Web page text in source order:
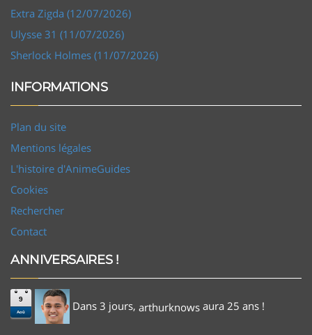
Extra Zigda (12/07/2026)
Ulysse 31 (11/07/2026)
Sherlock Holmes (11/07/2026)
INFORMATIONS
Plan du site
Mentions légales
L'histoire d'AnimeGuides
Cookies
Rechercher
Contact
ANNIVERSAIRES !
9
Aoû Dans 3 jours, arthurknows aura 25 ans !